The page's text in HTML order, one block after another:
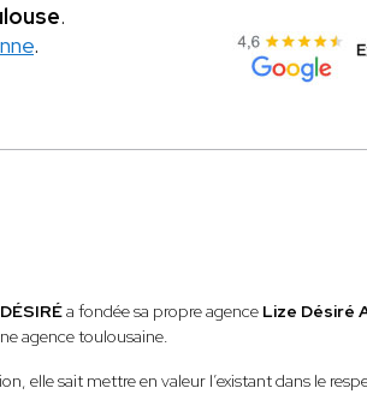
.
.
a fondée sa propre agence Lize Désiré
agence toulousaine.
elle sait mettre en valeur l’existant dans le